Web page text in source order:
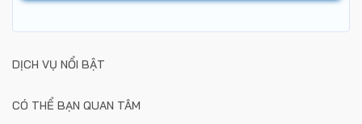
DỊCH VỤ NỔI BẬT
CÓ THỂ BẠN QUAN TÂM